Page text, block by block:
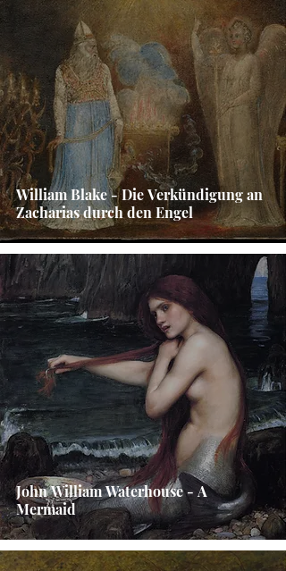
William Blake - Die Verkündigung an
Zacharias durch den Engel
John William Waterhouse - A
Mermaid